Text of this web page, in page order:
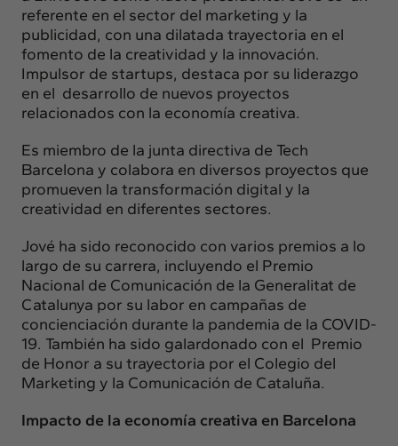
referente en el sector del marketing y la
publicidad, con una dilatada trayectoria en el
fomento de la creatividad y la innovación.
Impulsor de startups, destaca por su liderazgo
en el desarrollo de nuevos proyectos
relacionados con la economía creativa.
Es miembro de la junta directiva de Tech
Barcelona y colabora en diversos proyectos que
promueven la transformación digital y la
creatividad en diferentes sectores.
Jové ha sido reconocido con varios premios a lo
largo de su carrera, incluyendo el Premio
Nacional de Comunicación de la Generalitat de
Catalunya por su labor en campañas de
concienciación durante la pandemia de la COVID-
19. También ha sido galardonado con el Premio
de Honor a su trayectoria por el Colegio del
Marketing y la Comunicación de Cataluña.
Impacto de la economía creativa en Barcelona